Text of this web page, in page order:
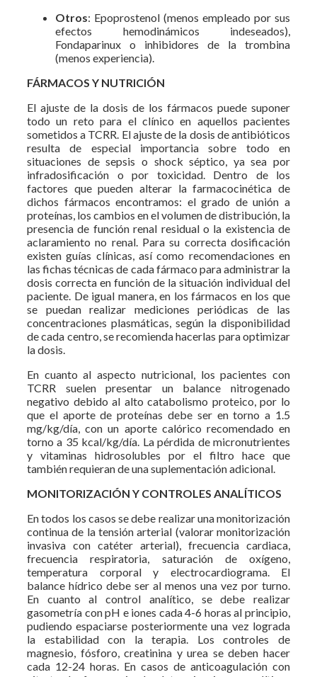
Otros: Epoprostenol (menos empleado por sus
efectos hemodinámicos indeseados),
Fondaparinux o inhibidores de la trombina
(menos experiencia).
FÁRMACOS Y NUTRICIÓN
El ajuste de la dosis de los fármacos puede suponer
todo un reto para el clínico en aquellos pacientes
sometidos a TCRR. El ajuste de la dosis de antibióticos
resulta de especial importancia sobre todo en
situaciones de sepsis o shock séptico, ya sea por
infradosificación o por toxicidad. Dentro de los
factores que pueden alterar la farmacocinética de
dichos fármacos encontramos: el grado de unión a
proteínas, los cambios en el volumen de distribución, la
presencia de función renal residual o la existencia de
aclaramiento no renal. Para su correcta dosificación
existen guías clínicas, así como recomendaciones en
las fichas técnicas de cada fármaco para administrar la
dosis correcta en función de la situación individual del
paciente. De igual manera, en los fármacos en los que
se puedan realizar mediciones periódicas de las
concentraciones plasmáticas, según la disponibilidad
de cada centro, se recomienda hacerlas para optimizar
la dosis.
En cuanto al aspecto nutricional, los pacientes con
TCRR suelen presentar un balance nitrogenado
negativo debido al alto catabolismo proteico, por lo
que el aporte de proteínas debe ser en torno a 1.5
mg/kg/día, con un aporte calórico recomendado en
torno a 35 kcal/kg/día. La pérdida de micronutrientes
y vitaminas hidrosolubles por el filtro hace que
también requieran de una suplementación adicional.
MONITORIZACIÓN Y CONTROLES ANALÍTICOS
En todos los casos se debe realizar una monitorización
continua de la tensión arterial (valorar monitorización
invasiva con catéter arterial), frecuencia cardiaca,
frecuencia respiratoria, saturación de oxígeno,
temperatura corporal y electrocardiograma. El
balance hídrico debe ser al menos una vez por turno.
En cuanto al control analítico, se debe realizar
gasometría con pH e iones cada 4-6 horas al principio,
pudiendo espaciarse posteriormente una vez lograda
la estabilidad con la terapia. Los controles de
magnesio, fósforo, creatinina y urea se deben hacer
cada 12-24 horas. En casos de anticoagulación con